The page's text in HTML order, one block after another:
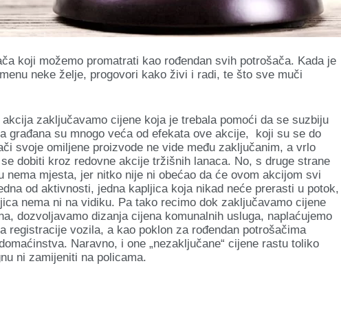
koji možemo promatrati kao rođendan svih potrošača. Kada je
neke želje, progovori kako živi i radi, te što sve muči
zaključavamo cijene koja je trebala pomoći da se suzbiju
građana su mnogo veća od efekata ove akcije, koji su se do
svoje omiljene proizvode ne vide među zaključanim, a vrlo
dobiti kroz redovne akcije tržišnih lanaca. No, s druge strane
nema mjesta, jer nitko nije ni obećao da će ovom akcijom svi
od aktivnosti, jedna kapljica koja nikad neće prerasti u potok,
nema ni na vidiku. Pa tako recimo dok zaključavamo cijene
dozvoljavamo dizanja cijena komunalnih usluga, naplaćujemo
registracije vozila, a kao poklon za rođendan potrošačima
Naravno, i one „nezaključane“ cijene rastu toliko
ni zamijeniti na policama.